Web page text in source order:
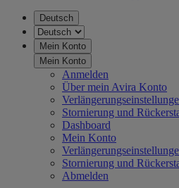
Deutsch
Mein Konto
Mein Konto
Anmelden
Über mein Avira Konto
Stornierung und
Dashboard
Mein Konto
Stornierung und
Abmelden